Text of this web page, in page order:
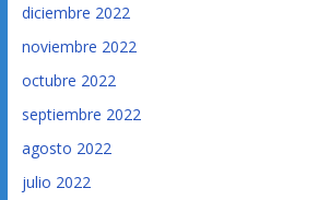
diciembre 2022
noviembre 2022
octubre 2022
septiembre 2022
agosto 2022
julio 2022